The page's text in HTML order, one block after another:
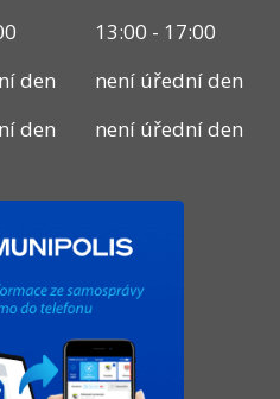
13:00 - 17:00
den
není úřední den
den není úřední den